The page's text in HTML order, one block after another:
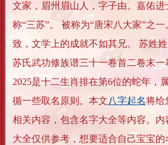
文家，眉州眉山人，字子由。嘉佑
称“三苏”。 被称为“唐宋八大家”之
致，文学上的成就不如其兄。 苏姓
苏氏武功修族谱三十一卷首二卷末
2025是十二生肖排在第6位的蛇年，
循一些取名原则。本文八字起名将给
相关内容，包含名字大全等内容。内
大全仅供参考，想要适合自己宝宝